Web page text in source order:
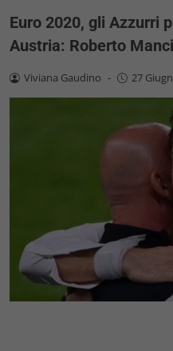
Euro 2020, gli Azzurri
Austria: Roberto
Viviana Gaudino - 27